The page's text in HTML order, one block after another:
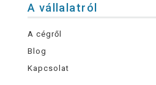
A vállalatról
A cégről
Blog
Kapcsolat